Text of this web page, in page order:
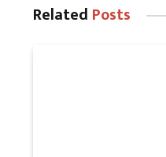
Related Posts